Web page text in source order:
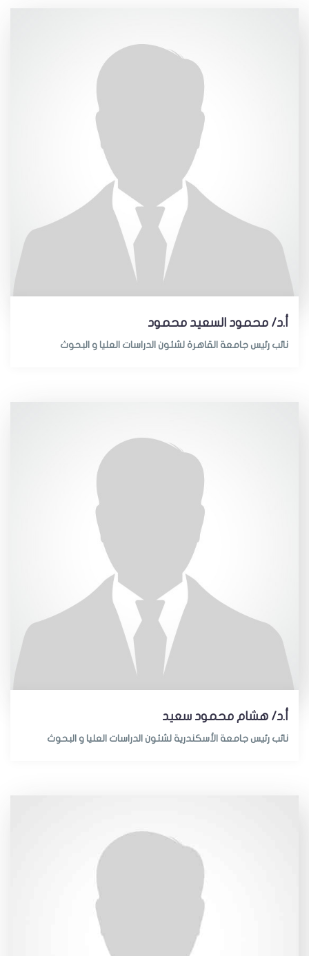
أ.د/ محمود السعيد محمود
نائب رئيس جامعة القاهرة لشئون الدراسات العليا و البحوث
أ.د/ هشام محمود سعيد
نائب رئيس جامعة الأسكندرية لشئون الدراسات العليا و البحوث